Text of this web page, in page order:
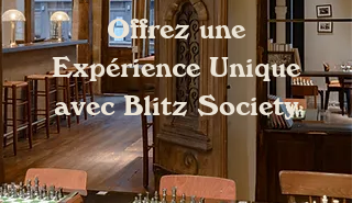
Offrez une
Expérience Unique
avec Blitz Society